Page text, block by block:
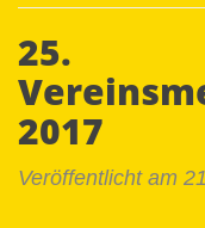
25.
2017
Veröffentlicht am